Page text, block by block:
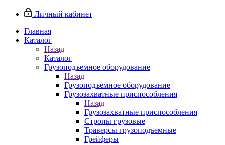
Личный кабинет
Главная
Каталог
Назад
Каталог
Грузоподъемное оборудование
Назад
Грузоподъемное оборудование
Грузозахватные приспособления
Назад
Грузозахватные приспособления
Стропы грузовые
Траверсы грузоподъемные
Грейферы